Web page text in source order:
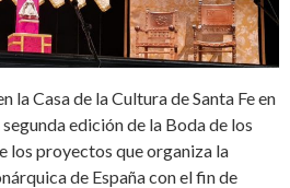
la Casa de la Cultura de Santa Fe en
edición de la Boda de los
los proyectos que organiza la
de España con el fin de